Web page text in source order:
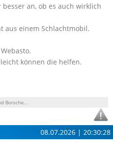
an, ob es auch wirklich
aus einem Schlachtmobil.
können die helfen.
Borsche...
08.07.2026 | 20:30:28